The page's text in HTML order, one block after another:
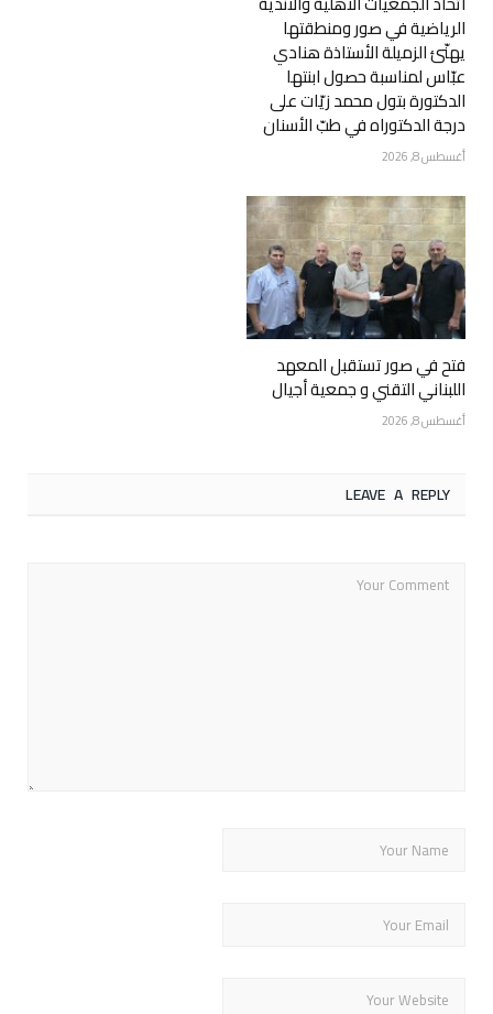
الرياضية في صور ومنطقتها
يهنّئ الزميلة الأستاذة هنادي
عبّاس لمناسبة حصول ابنتها
الدكتورة بتول محمد زيّات على
درجة الدكتوراه في طبّ الأسنان
أغسطس 8, 2026
فتح في صور تستقبل المعهد
اللبناني التقني و جمعية أجيال
أغسطس 8, 2026
LEAVE A REPLY